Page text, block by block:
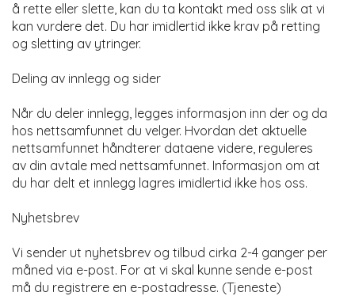
å rette eller slette, kan du ta kontakt med oss slik at vi
kan vurdere det. Du har imidlertid ikke krav på retting
og sletting av ytringer.
Deling av innlegg og sider
Når du deler innlegg, legges informasjon inn der og da
hos nettsamfunnet du velger. Hvordan det aktuelle
nettsamfunnet håndterer dataene videre, reguleres
av din avtale med nettsamfunnet. Informasjon om at
du har delt et innlegg lagres imidlertid ikke hos oss.
Nyhetsbrev
Vi sender ut nyhetsbrev og tilbud cirka 2-4 ganger per
måned via e-post. For at vi skal kunne sende e-post
må du registrere en e-postadresse. (Tjeneste)